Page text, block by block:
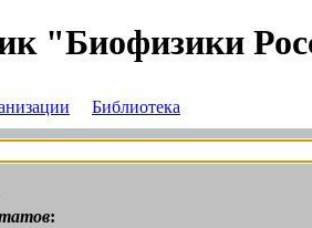
"Биофизики
Библиотека
: